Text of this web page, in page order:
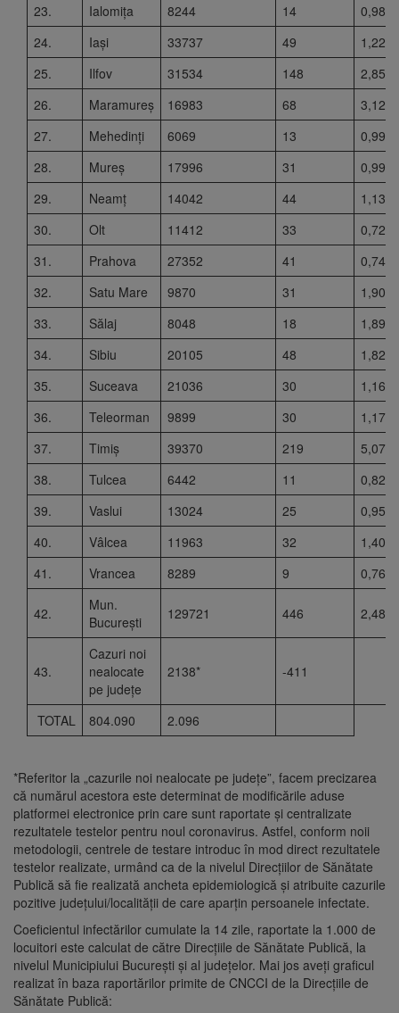
23.
Ialomița 8244 14
0,98
24.
Iași 33737 49
1,22
25.
Ilfov 31534 148
2,85
26.
Maramureș 16983 68
3,12
27.
Mehedinți 6069 13
0,99
28.
Mureș 17996 31
0,99
29.
Neamț 14042 44
1,13
30.
Olt 11412 33
0,72
31.
Prahova 27352 41
0,74
32.
Satu Mare 9870 31
1,90
33.
Sălaj 8048 18
1,89
34.
Sibiu 20105 48
1,82
35.
Suceava 21036 30
1,16
36.
Teleorman 9899 30
1,17
37.
Timiș 39370 219
5,07
38.
Tulcea 6442 11
0,82
39.
Vaslui 13024 25
0,95
40.
Vâlcea 11963 32
1,40
41.
Vrancea 8289 9 0,76
42.
Mun.
București
129721 446 2,48
43.
Cazuri noi
nealocate
pe județe
2138* -411
TOTAL 804.090 2.096
*Referitor la „cazurile noi nealocate pe județe”, facem precizarea
că numărul acestora este determinat de modificările aduse
platformei electronice prin care sunt raportate și centralizate
rezultatele testelor pentru noul coronavirus. Astfel, conform noii
metodologii, centrele de testare introduc în mod direct rezultatele
testelor realizate, urmând ca de la nivelul Direcțiilor de Sănătate
Publică să fie realizată ancheta epidemiologică și atribuite cazurile
pozitive județului/localității de care aparțin persoanele infectate.
Coeficientul infectărilor cumulate la 14 zile, raportate la 1.000 de
locuitori este calculat de către Direcțiile de Sănătate Publică, la
nivelul Municipiului București și al județelor. Mai jos aveți graficul
realizat în baza raportărilor primite de CNCCI de la Direcțiile de
Sănătate Publică: